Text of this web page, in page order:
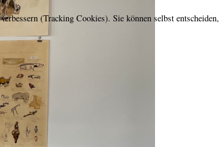
(Tracking Cookies). Sie können selbst entscheiden,